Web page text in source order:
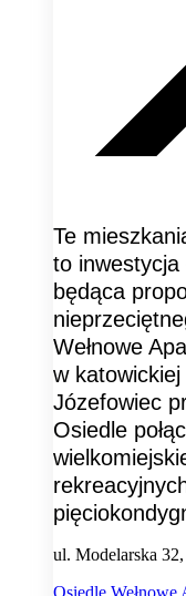
Te
to
będąca
Wełnowe
w katowickiej
Józefowiec
Osiedle
ul. Modelarska